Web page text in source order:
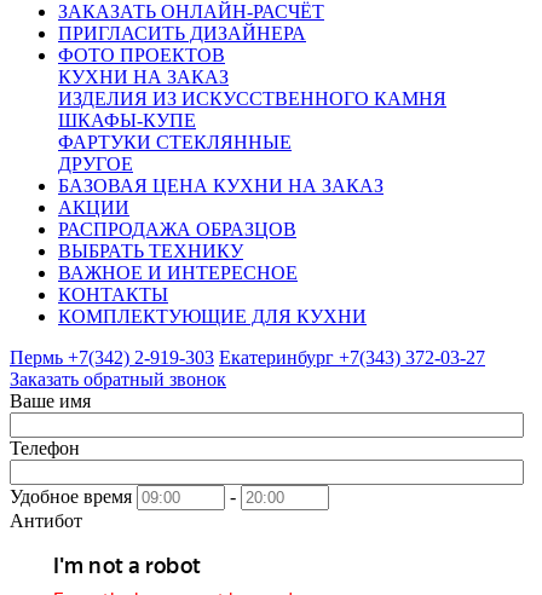
ЗАКАЗАТЬ ОНЛАЙН-РАСЧЁТ
ПРИГЛАСИТЬ ДИЗАЙНЕРА
ФОТО ПРОЕКТОВ
КУХНИ НА ЗАКАЗ
ИЗДЕЛИЯ ИЗ ИСКУССТВЕННОГО КАМНЯ
ШКАФЫ-КУПЕ
ФАРТУКИ СТЕКЛЯННЫЕ
ДРУГОЕ
БАЗОВАЯ ЦЕНА КУХНИ НА ЗАКАЗ
АКЦИИ
РАСПРОДАЖА ОБРАЗЦОВ
ВЫБРАТЬ ТЕХНИКУ
ВАЖНОЕ И ИНТЕРЕСНОЕ
КОНТАКТЫ
КОМПЛЕКТУЮЩИЕ ДЛЯ КУХНИ
Пермь +7(342) 2-919-303 Екатеринбург +7(343) 372-03-27
Заказать обратный звонок
Ваше имя
Телефон
Удобное время
-
Антибот